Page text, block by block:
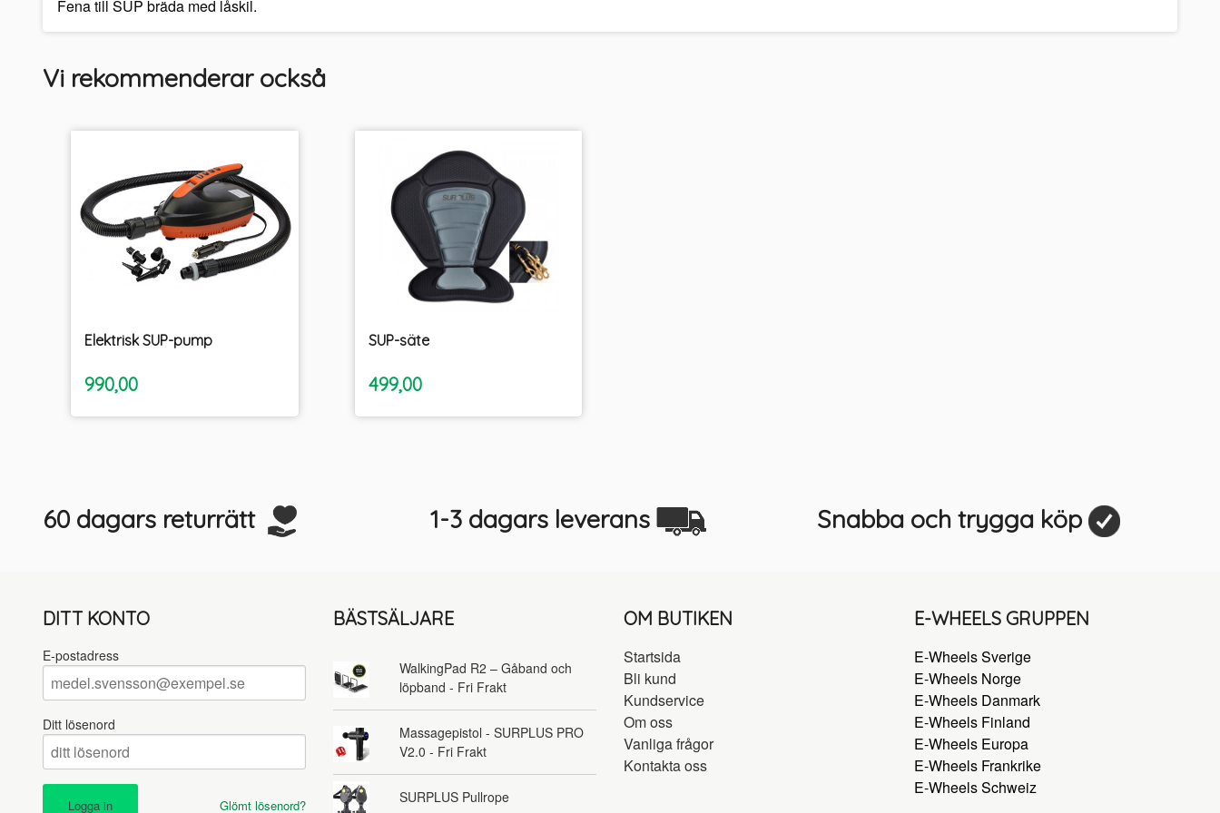
Fena till SUP bräda med låskil.
Vi rekommenderar också
Elektrisk SUP-pump
Pris
990,00moms
SUP-säte
Pris
499,00inkl.
moms
60 dagars returrätt 1-3 dagars leverans Snabba och trygga köp
DITT KONTO
E-postadress
Ditt lösenord
Glömt lösenord?
BÄSTSÄLJARE
WalkingPad R2 – Gåband och
löpband - Fri Frakt
Massagepistol - SURPLUS PRO
V2.0 - Fri Frakt
SURPLUS Pullrope
OM BUTIKEN
Startsida
Bli kund
Kundservice
Om oss
Vanliga frågor
Kontakta oss
E-WHEELS GRUPPEN
E-Wheels Sverige
E-Wheels Norge
E-Wheels Danmark
E-Wheels Finland
E-Wheels Europa
E-Wheels Frankrike
E-Wheels Schweiz